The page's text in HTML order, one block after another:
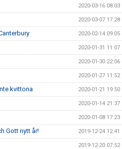
2020-03-16 08:03
2020-03-07 17:28
2020-02-14 09:05
2020-01-31 11:07
2020-01-30 22:06
2020-01-27 11:52
kvittona 2020-01-21 19:50
2020-01-14 21:37
2020-01-08 17:23
Gott nytt år! 2019-12-24 12:41
2019-12-20 07:52